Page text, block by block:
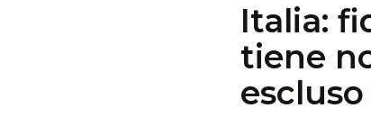
Italia:
tiene